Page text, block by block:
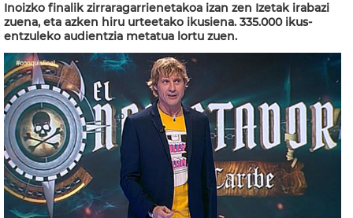
Inoizko finalik zirraragarrienetakoa izan zen Izetak irabazi
zuena, eta azken hiru urteetako ikusiena. 335.000 ikus-
entzuleko audientzia metatua lortu zuen.